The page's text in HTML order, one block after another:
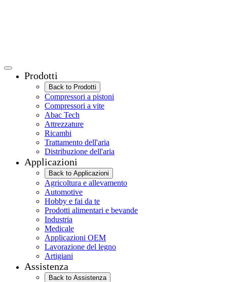
Prodotti
Back to Prodotti
Compressori a pistoni
Compressori a vite
Abac Tech
Attrezzature
Ricambi
Trattamento dell'aria
Distribuzione dell'aria
Applicazioni
Back to Applicazioni
Agricoltura e allevamento
Automotive
Hobby e fai da te
Prodotti alimentari e bevande
Industria
Medicale
Applicazioni OEM
Lavorazione del legno
Artigiani
Assistenza
Back to Assistenza